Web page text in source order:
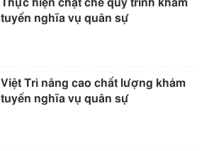
Thực hiện chặt chẽ quy trình khám
tuyển nghĩa vụ quân sự
Việt Trì nâng cao chất lượng khám
tuyển nghĩa vụ quân sự